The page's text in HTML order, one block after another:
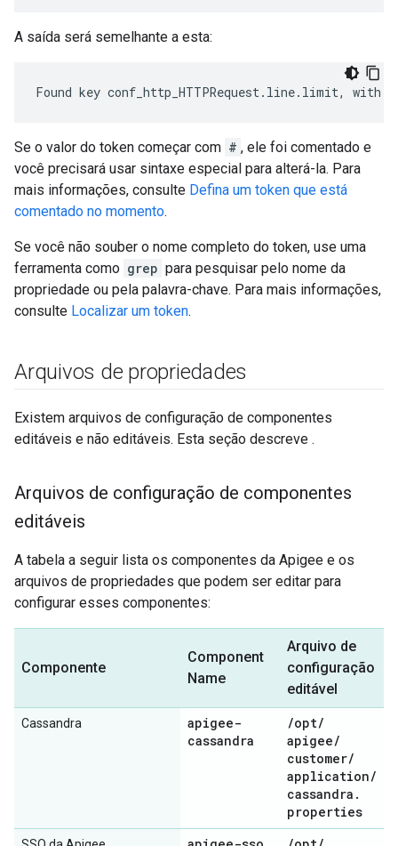
A saída será semelhante a esta:
Found key conf_http_HTTPRequest.line.limit,
Se o valor do token começar com # , ele foi comentado e
você precisará usar sintaxe especial para alterá-la. Para
mais informações, consulte Defina um token que está
comentado no momento.
Se você não souber o nome completo do token, use uma
ferramenta como grep para pesquisar pelo nome da
propriedade ou pela palavra-chave. Para mais informações,
consulte Localizar um token.
Arquivos de propriedades
Existem arquivos de configuração de componentes
editáveis e não editáveis. Esta seção descreve .
Arquivos de configuração de componentes
editáveis
A tabela a seguir lista os componentes da Apigee e os
arquivos de propriedades que podem ser editar para
configurar esses componentes:
Componente
Component
Name
Arquivo de
configuração
editável
Cassandra
apigee-
cassandra
/opt/
apigee/
customer/
application/
cassandra .
properties